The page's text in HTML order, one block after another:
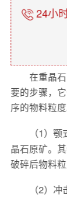
24小
在重晶
要的步骤，
序的物料粒
（1）颚
晶石原矿。
破碎后物料
（2）